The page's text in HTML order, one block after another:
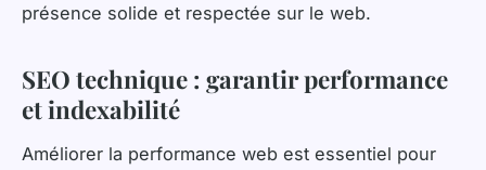
présence solide et respectée sur le web.
SEO technique : garantir performance
et indexabilité
Améliorer la performance web est essentiel pour